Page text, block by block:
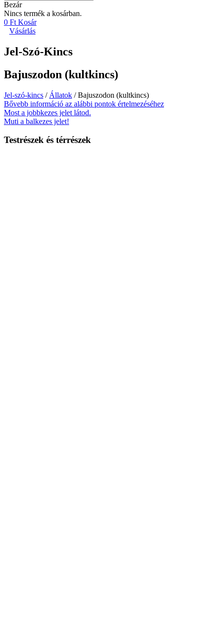
Bezár
Nincs termék a kosárban.
0 Ft Kosár
Vásárlás
Jel-Szó-Kincs
Bajuszodon (kultkincs)
Jel-szó-kincs / Állatok / Bajuszodon (kultkincs)
Bővebb információ az alábbi pontok értelmezéséhez
Most a jobbkezes jelet látod.
Muti a balkezes jelet!
Testrészek és térrészek